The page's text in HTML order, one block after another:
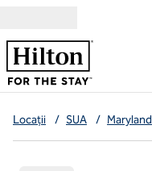
Locații / SUA / Maryland